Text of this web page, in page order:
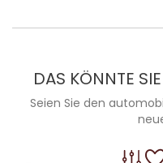
DAS KÖNNTE
Seien Sie den